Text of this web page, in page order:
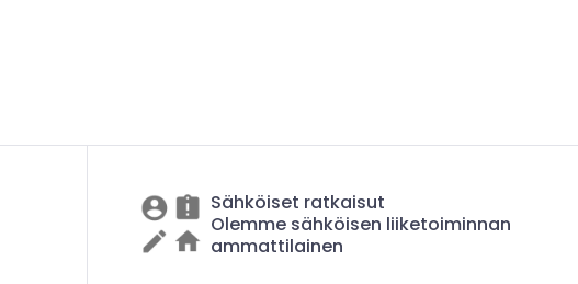
Sähköiset ratkaisut
Olemme sähköisen liiketoiminnan
ammattilainen